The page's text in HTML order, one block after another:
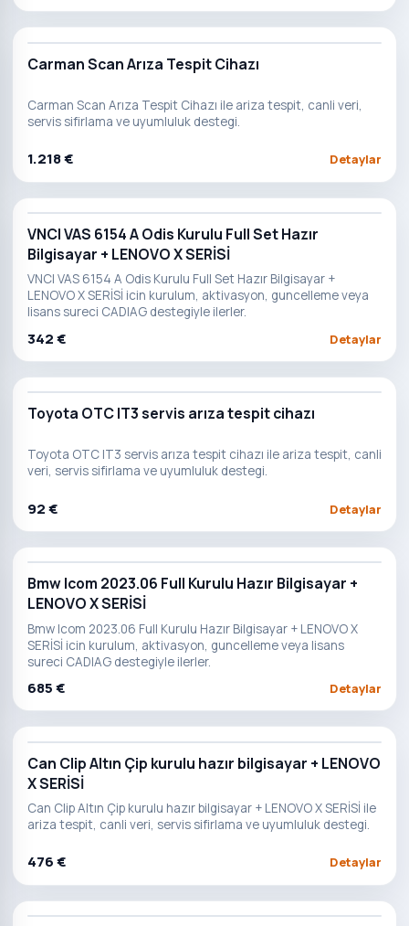
Carman Scan Arıza Tespit Cihazı
Carman Scan Arıza Tespit Cihazı ile ariza tespit, canli veri,
servis sifirlama ve uyumluluk destegi.
1.218 € Detaylar
VNCI VAS 6154 A Odis Kurulu Full Set Hazır
Bilgisayar + LENOVO X SERİSİ
VNCI VAS 6154 A Odis Kurulu Full Set Hazır Bilgisayar +
LENOVO X SERİSİ icin kurulum, aktivasyon, guncelleme veya
lisans sureci CADIAG destegiyle ilerler.
342 € Detaylar
Toyota OTC IT3 servis arıza tespit cihazı
Toyota OTC IT3 servis arıza tespit cihazı ile ariza tespit, canli
veri, servis sifirlama ve uyumluluk destegi.
92 € Detaylar
Bmw Icom 2023.06 Full Kurulu Hazır Bilgisayar +
LENOVO X SERİSİ
Bmw Icom 2023.06 Full Kurulu Hazır Bilgisayar + LENOVO X
SERİSİ icin kurulum, aktivasyon, guncelleme veya lisans
sureci CADIAG destegiyle ilerler.
685 € Detaylar
Can Clip Altın Çip kurulu hazır bilgisayar + LENOVO
X SERİSİ
Can Clip Altın Çip kurulu hazır bilgisayar + LENOVO X SERİSİ ile
ariza tespit, canli veri, servis sifirlama ve uyumluluk destegi.
476 € Detaylar